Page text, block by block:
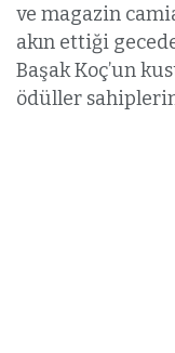
ve magazin
akın ettiği
Başak Koç’un
ödüller